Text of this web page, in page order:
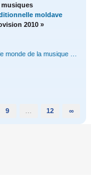
moldave
2010 »
monde de la musique …
9 12 ∞